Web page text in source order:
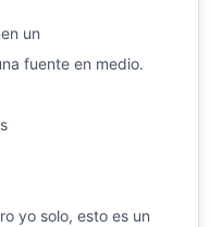
un
fuente en medio.
yo solo, esto es un